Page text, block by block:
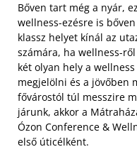
Bőven tart még a nyár,
wellness-ezésre is
klassz helyet kínál az
számára, ha wellness-
két olyan hely a
megjelölni és a jövőben
fővárostól túl messzire
járunk, akkor a
Ózon Conference &
első úticélként.